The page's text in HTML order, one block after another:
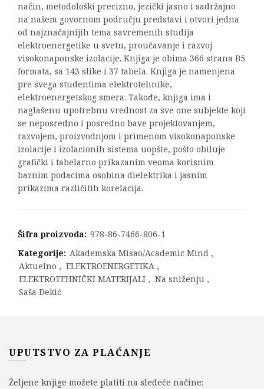
način, metodološki precizno, jezički jasno i sadržajno
na našem govornom području predstavi i otvori jedna
od najznačajnijih tema savremenih studija
elektroenergetike u svetu, proučavanje i razvoj
visokonaponske izolacije. Knjiga je obima 366 strana B5
formata, sa 143 slike i 37 tabela. Knjiga je namenjena
pre svega studentima elektrotehnike,
elektroenergetskog smera. Takođe, knjiga ima i
naglašenu upotrebnu vrednost za sve one subjekte koji
se neposredno i posredno bave projektovanjem,
razvojem, proizvodnjom i primenom visokonaponske
izolacije i izolacionih sistema uopšte, pošto obiluje
grafički i tabelarno prikazanim veoma korisnim
baznim podacima osobina dielektrika i jasnim
prikazima različitih korelacija.
Šifra proizvoda: 978-86-7466-806-1
Kategorije: Akademska Misao/Academic Mind ,
Aktuelno , ELEKTROENERGETIKA ,
ELEKTROTEHNIČKI MATERIJALI , Na sniženju ,
Saša Đekić
UPUTSTVO ZA PLAĆANJE
Željene knjige možete platiti na sledeće načine: